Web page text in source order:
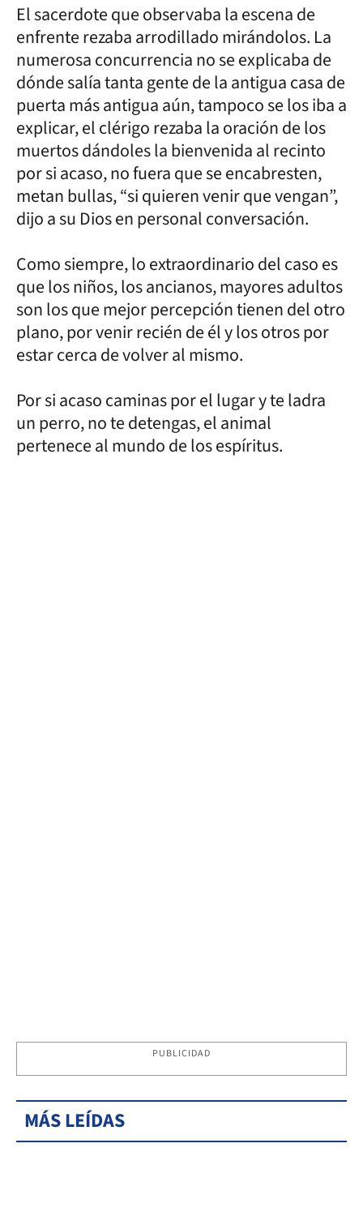
El sacerdote que observaba la escena de
enfrente rezaba arrodillado mirándolos. La
numerosa concurrencia no se explicaba de
dónde salía tanta gente de la antigua casa de
puerta más antigua aún, tampoco se los iba a
explicar, el clérigo rezaba la oración de los
muertos dándoles la bienvenida al recinto
por si acaso, no fuera que se encabresten,
metan bullas, “si quieren venir que vengan”,
dijo a su Dios en personal conversación.
Como siempre, lo extraordinario del caso es
que los niños, los ancianos, mayores adultos
son los que mejor percepción tienen del otro
plano, por venir recién de él y los otros por
estar cerca de volver al mismo.
Por si acaso caminas por el lugar y te ladra
un perro, no te detengas, el animal
pertenece al mundo de los espíritus.
PUBLICIDAD
MÁS LEÍDAS